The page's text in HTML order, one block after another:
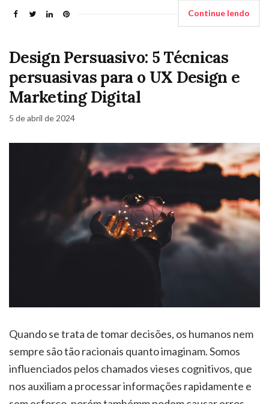
Continue lendo
Design Persuasivo: 5 Técnicas
persuasivas para o UX Design e
Marketing Digital
5 de abril de 2024
Quando se trata de tomar decisões, os humanos nem
sempre são tão racionais quanto imaginam. Somos
influenciados pelos chamados vieses cognitivos, que
nos auxiliam a processar informações rapidamente e